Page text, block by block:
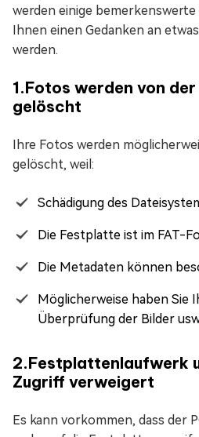
werden einige bemerkenswerte
Ihnen einen Gedanken an
werden.
1.Fotos werden von
gelöscht
Ihre Fotos werden
gelöscht, weil:
Schädigung des
Die Festplatte ist im FAT-
Die Metadaten können
Möglicherweise haben Sie
Überprüfung der Bilder
2.Festplattenlaufwerk
Zugriff verweigert
Es kann vorkommen, dass der